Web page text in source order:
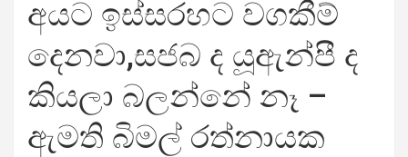
අයට ඉස්සරහට වගකීම්
දෙනවා,සජබ ද යූඇන්පී ද
කියලා බලන්නේ නෑ –
ඇමති බිමල් රත්නායක